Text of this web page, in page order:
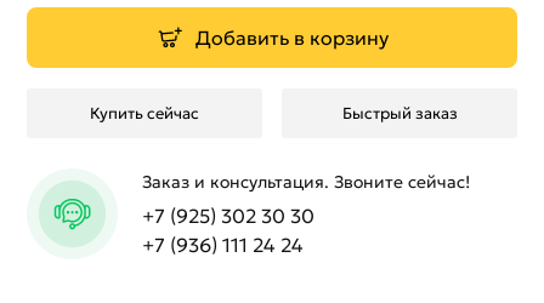
Добавить в корзину
Купить сейчас Быстрый заказ
Заказ и консультация. Звоните сейчас!
+7 (925) 302 30 30
+7 (936) 111 24 24